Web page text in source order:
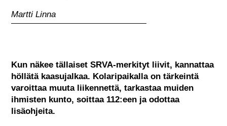
Martti Linna
Kun näkee tällaiset SRVA-merkityt liivit, kannattaa
höllätä kaasujalkaa. Kolaripaikalla on tärkeintä
varoittaa muuta liikennettä, tarkastaa muiden
ihmisten kunto, soittaa 112:een ja odottaa
lisäohjeita.